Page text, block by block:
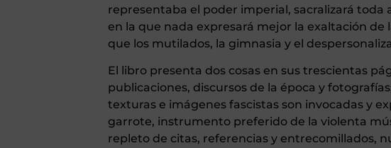
representaba el poder imperial, sacralizará
en la que nada expresará mejor la exaltación
que los mutilados, la gimnasia y el
El libro presenta dos cosas en sus trescientas
publicaciones, discursos de la época y
texturas e imágenes fascistas son invocadas y
garrote, instrumento preferido de la violenta
repleto de citas, referencias y entrecomillados,